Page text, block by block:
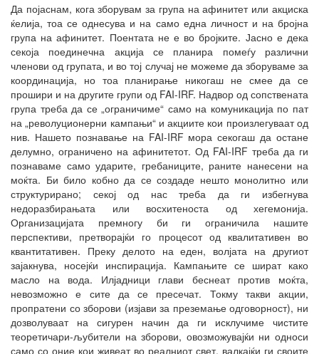
Да појаснам, кога зборувам за група на афинитет или акциска
ќелија, тоа се однесува и на само една личност и на бројна
група на афинитет. Поентата не е во бројките. Јасно е дека
секоја поединечна акција се планира помеѓу различни
членови од групата, и во тој случај не можеме да зборуваме за
координација, но тоа планирање никогаш не смее да се
прошири и на другите групи од FAI-IRF. Надвор од сопствената
група треба да се „ограничиме“ само на комуникација по пат
на „револуционерни кампањи“ и акциите кои произлегуваат од
нив. Нашето познавање на FAI-IRF мора секогаш да остане
делумно, ограничено на афинитетот. Од FAI-IRF треба да ги
познаваме само ударите, гребаниците, раните нанесени на
моќта. Би било кобно да се создаде нешто монолитно или
структурирано; секој од нас треба да ги избегнува
недоразбирањата или восхитеноста од хегемонија.
Организацијата премногу би ги ограничила нашите
перспективи, претворајќи го процесот од квалитативен во
квантитативен. Преку делото на еден, волјата на другиот
зајакнува, носејќи инспирација. Кампањите се шират како
масло на вода. Илјадници глави беснеат против моќта,
невозможно е сите да се пресечат. Токму такви акции,
пропратени со зборови (изјави за преземање одговорност), ни
дозволуваат на сигурен начин да ги исклучиме чистите
теоретичари-љубители на зборови, овозможувајќи ни односи
само со оние кои живеат во реалниот свет, валкајќи ги своите